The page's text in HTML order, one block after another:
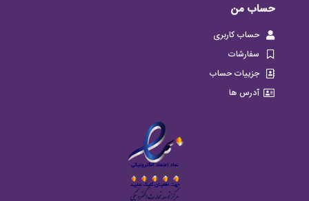
حساب من
حساب کاربری
سفارشات
جزییات حساب
آدرس ها